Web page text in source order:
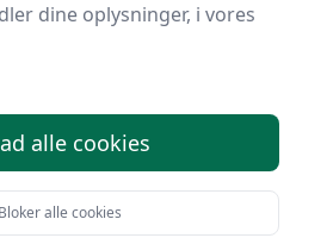
og
Online! Vi har gjort arbejdet for
bedste ørevedhæng på
dine oplysninger, i vores
alle cookies
Bloker alle cookies